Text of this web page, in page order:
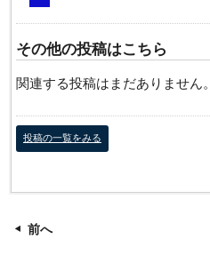
その他の投稿はこちら
関連する投稿はまだありません。
投稿の一覧をみる
前へ